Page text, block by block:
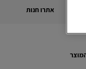
אתרו חנות